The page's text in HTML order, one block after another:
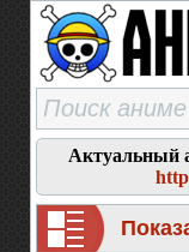
Актуальный